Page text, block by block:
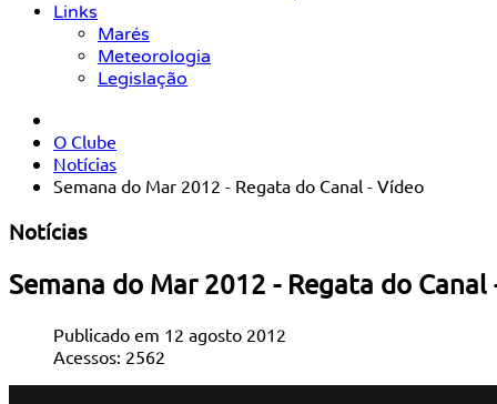
Links
Marés
Meteorologia
Legislação
O Clube
Notícias
Semana do Mar 2012 - Regata do Canal - Vídeo
Notícias
Semana do Mar 2012 - Regata do Canal
Publicado em 12 agosto 2012
Acessos: 2562